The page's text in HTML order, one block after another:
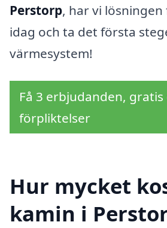
Perstorp, har vi
idag och ta det första
värmesystem!
Få 3 erbjudanden,
förpliktelser
Hur mycket
kamin i